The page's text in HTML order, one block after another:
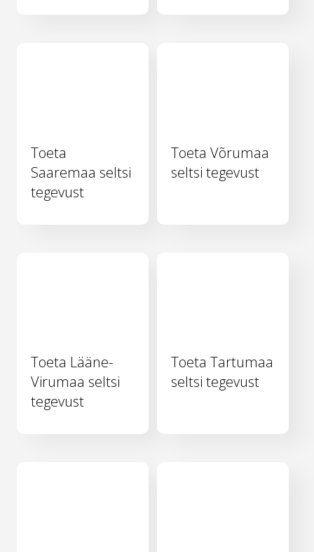
Toeta
Saaremaa seltsi
tegevust
Toeta Võrumaa
seltsi tegevust
Toeta Lääne-
Virumaa seltsi
tegevust
Toeta Tartumaa
seltsi tegevust